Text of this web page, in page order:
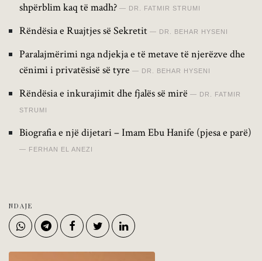
shpërblim kaq të madh?
DR. FATMIR STRUMI
Rëndësia e Ruajtjes së Sekretit DR. BEHAR HYSENI
Paralajmërimi nga ndjekja e të metave të njerëzve dhe
cënimi i privatësisë së tyre
DR. BEHAR HYSENI
Rëndësia e inkurajimit dhe fjalës së mirë DR. FATMIR
STRUMI
Biografia e një dijetari – Imam Ebu Hanife (pjesa e parë)
FERHAN EL ANEZI
NDAJE